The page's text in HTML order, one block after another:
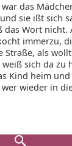
das
sie ißt sich
das Wort
immerzu,
Straße, als
weiß sich da zu
Kind heim
wieder in